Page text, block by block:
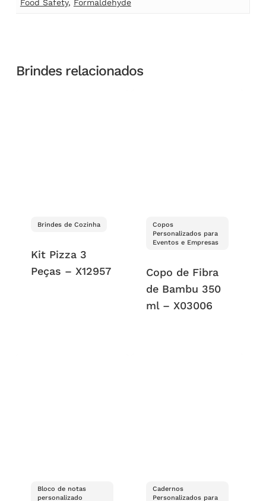
Food Safety, Formaldehyde
Brindes relacionados
Brindes de Cozinha
Kit Pizza 3
Peças – X12957
Copos
Personalizados para
Eventos e Empresas
Copo de Fibra
de Bambu 350
ml – X03006
Bloco de notas
personalizado
Cadernos
Personalizados para